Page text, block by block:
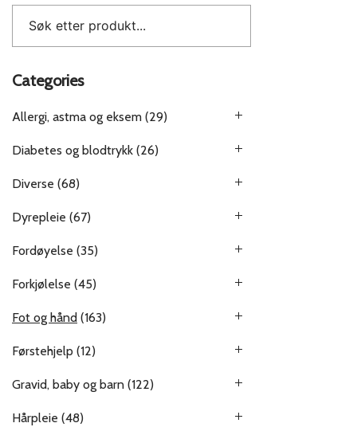
Categories
Allergi, astma og eksem (29)
Diabetes og blodtrykk (26)
Diverse (68)
Dyrepleie (67)
Fordøyelse (35)
Forkjølelse (45)
Fot og hånd (163)
Førstehjelp (12)
Gravid, baby og barn (122)
Hårpleie (48)